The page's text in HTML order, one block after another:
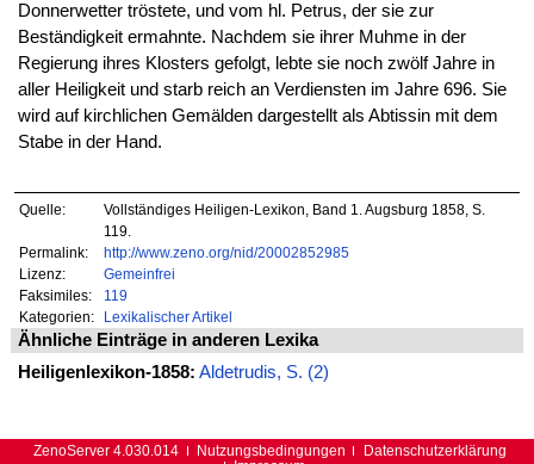
Donnerwetter tröstete, und vom hl. Petrus, der sie zur
Beständigkeit ermahnte. Nachdem sie ihrer Muhme in der
Regierung ihres Klosters gefolgt, lebte sie noch zwölf Jahre in
aller Heiligkeit und starb reich an Verdiensten im Jahre 696. Sie
wird auf kirchlichen Gemälden dargestellt als Abtissin mit dem
Stabe in der Hand.
Quelle:
Vollständiges Heiligen-Lexikon, Band 1. Augsburg 1858, S.
119.
Permalink:
http://www.zeno.org/nid/20002852985
Lizenz:
Gemeinfrei
Faksimiles:
119
Kategorien:
Lexikalischer Artikel
Ähnliche Einträge in anderen Lexika
Heiligenlexikon-1858: Aldetrudis, S. (2)
ZenoServer 4.030.014 Nutzungsbedingungen
Datenschutzerklärung